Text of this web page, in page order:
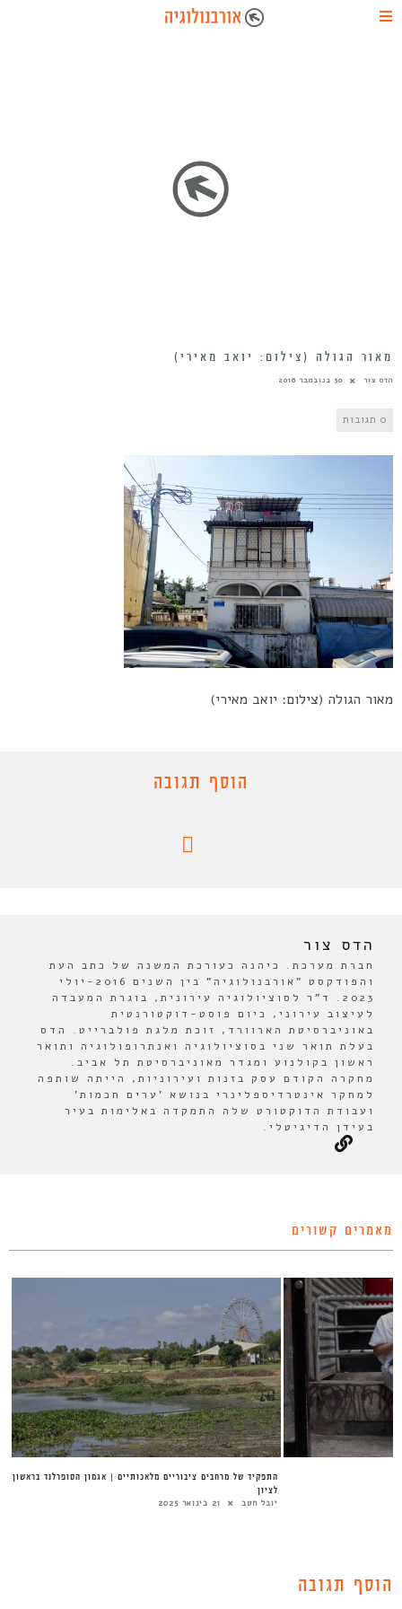
מאור הגולה (צילום: יואב מאירי)
הדס צור 30 בנובמבר 2016
0 תגובות
מאור הגולה (צילום: יואב מאירי)
הוסף תגובה
הדס צור
חברת מערכת. כיהנה כעורכת המשנה של כתב העת
והפודקסט "אורבנולוגיה" בין השנים 2016-יולי
2023. ד"ר לסוציולוגיה עירונית, בוגרת המעבדה
לעיצוב עירוני, כיום פוסט-דוקטורנטית
באוניברסיטת הארוורד, זוכת מלגת פולברייט. הדס
בעלת תואר שני בסוציולוגיה ואנתרופולוגיה ותואר
ראשון בקולנוע ומגדר מאוניברסיטת תל אביב.
מחקרה הקודם עסק בזנות ועירוניות, הייתה שותפה
למחקר אינטרדיספלינרי בנושא 'ערים חכמות'
ועבודת הדוקטורט שלה התמקדה באלימות בעיר
בעידן הדיגיטלי.
מאמרים קשורים
התפקיד של מרחבים ציבוריים מלאכותיים | אגמון הסופרלנד בראשון
לציון
יובל חטב 21 בינואר 2025
הוסף תגובה